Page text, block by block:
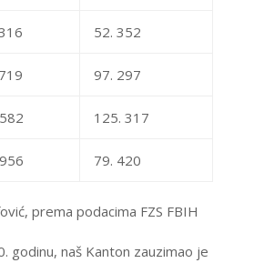
52. 352
97. 297
125. 317
79. 420
prema podacima FZS FBIH
godinu, naš Kanton zauzimao je